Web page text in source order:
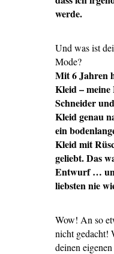
werde.
Und was ist
Mode?
Mit 6 Jahren
Kleid –
Schneider
Kleid genau
ein
Kleid mit
geliebt. Das
Entwurf …
liebsten nie
Wow! An so
nicht gedacht!
deinen